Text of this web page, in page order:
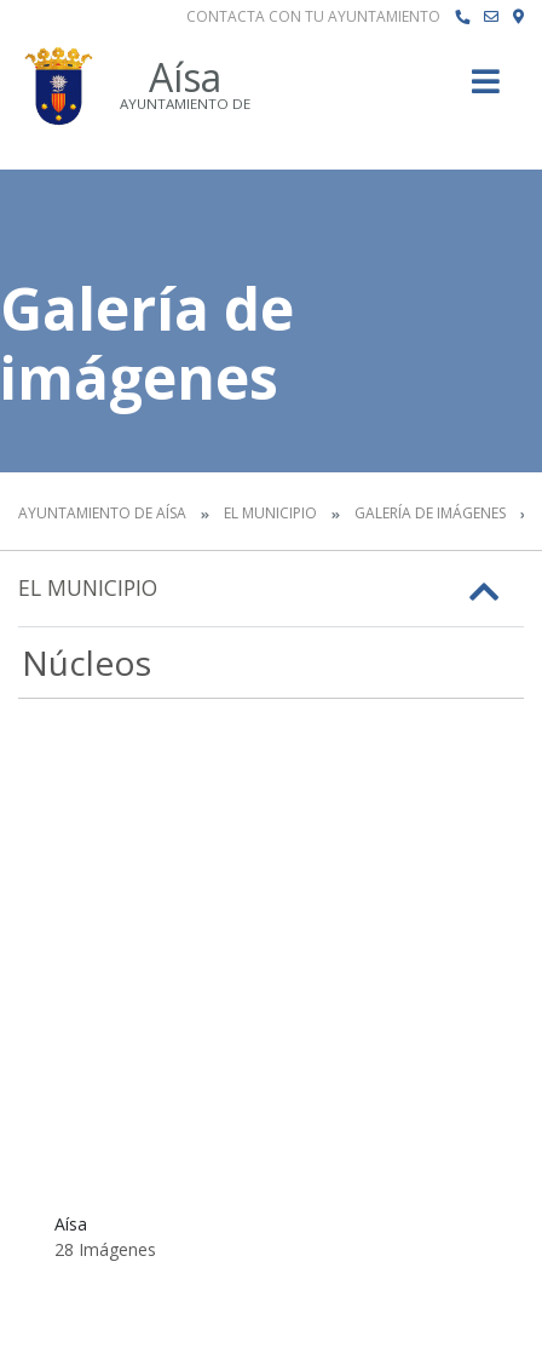
CONTACTA CON TU AYUNTAMIENTO
Aísa
AYUNTAMIENTO DE
Galería de
imágenes
AYUNTAMIENTO DE AÍSA EL MUNICIPIO GALERÍA DE IMÁGENES
EL MUNICIPIO
Núcleos
Aísa
28 Imágenes